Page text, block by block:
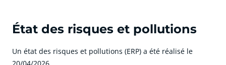
État des risques et pollutions
Un état des risques et pollutions (ERP) a été réalisé le
20/04/2026.